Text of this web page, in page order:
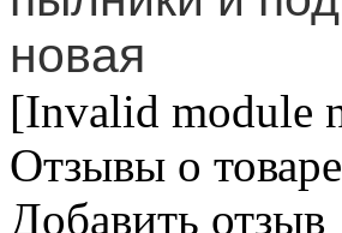
новая
[Invalid module
Отзывы о
Добавить отзыв